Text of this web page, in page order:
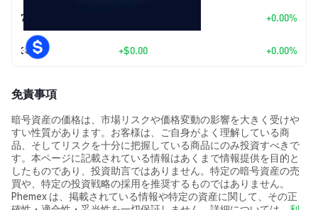
7日 +0.00%
30日 +$0.00 +0.00%
免責事項
暗号資産の価格は、市場リスクや価格変動の影響を大きく受けや
すい性質があります。お客様は、ご自身がよく理解している商
品、そしてリスクを十分に把握している商品にのみ投資すべきで
す。本ページに記載されている情報はあくまで情報提供を目的と
したものであり、投資助言ではありません。特定の暗号資産の売
買や、特定の投資戦略の採用を推奨するものではありません。
Phemex は、掲載されている情報や特定の資産に関して、その正